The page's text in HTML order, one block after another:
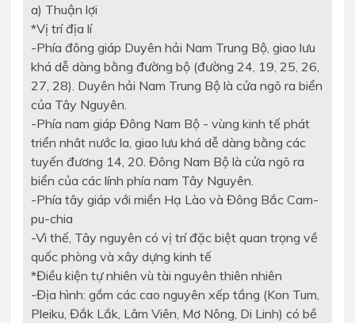
a) Thuận lợi
*Vị trí địa lí
-Phía đông giáp Duyên hải Nam Trung Bộ, giao lưu
khá dễ dàng bằng đường bộ (đường 24, 19, 25, 26,
27, 28). Duyên hải Nam Trung Bộ là cửa ngõ ra biển
của Tây Nguyên.
-Phía nam giáp Đông Nam Bộ - vùng kinh tế phát
triển nhât nước la, giao lưu khá dễ dàng bằng các
tuyến đương 14, 20. Đông Nam Bộ là cửa ngõ ra
biển của các lính phía nam Tây Nguyên.
-Phía tây giáp với miền Hạ Lào và Đông Bắc Cam-
pu-chia
-Vì thế, Tây nguyên có vị trí đặc biệt quan trọng về
quốc phòng và xây dựng kinh tế
*Điều kiện tự nhiên vù tài nguyên thiên nhiên
-Địa hình: gồm các cao nguyên xếp tầng (Kon Tum,
Pleiku, Đắk Lắk, Lâm Viên, Mơ Nông, Di Linh) có bề